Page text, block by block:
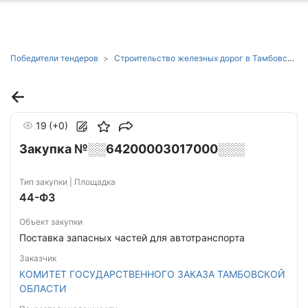
Победители тендеров Строительство железных дорог в Тамбовской области
Закупка №░░64200003017000░░░
19 (+0)
Тип закупки | Площадка
44-ФЗ
Объект закупки
Поставка запасных частей для автотранспорта
Заказчик
КОМИТЕТ ГОСУДАРСТВЕННОГО ЗАКАЗА ТАМБОВСКОЙ
ОБЛАСТИ